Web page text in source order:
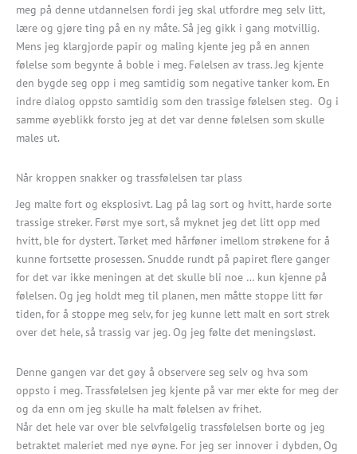
meg på denne utdannelsen fordi jeg skal utfordre meg selv litt,
lære og gjøre ting på en ny måte. Så jeg gikk i gang motvillig.
Mens jeg klargjorde papir og maling kjente jeg på en annen
følelse som begynte å boble i meg. Følelsen av trass. Jeg kjente
den bygde seg opp i meg samtidig som negative tanker kom. En
indre dialog oppsto samtidig som den trassige følelsen steg. Og i
samme øyeblikk forsto jeg at det var denne følelsen som skulle
males ut.
Når kroppen snakker og trassfølelsen tar plass
Jeg malte fort og eksplosivt. Lag på lag sort og hvitt, harde sorte
trassige streker. Først mye sort, så myknet jeg det litt opp med
hvitt, ble for dystert. Tørket med hårføner imellom strøkene for å
kunne fortsette prosessen. Snudde rundt på papiret flere ganger
for det var ikke meningen at det skulle bli noe … kun kjenne på
følelsen. Og jeg holdt meg til planen, men måtte stoppe litt før
tiden, for å stoppe meg selv, for jeg kunne lett malt en sort strek
over det hele, så trassig var jeg. Og jeg følte det meningsløst.
Denne gangen var det gøy å observere seg selv og hva som
oppsto i meg. Trassfølelsen jeg kjente på var mer ekte for meg der
og da enn om jeg skulle ha malt følelsen av frihet.
Når det hele var over ble selvfølgelig trassfølelsen borte og jeg
betraktet maleriet med nye øyne. For jeg ser innover i dybden, Og